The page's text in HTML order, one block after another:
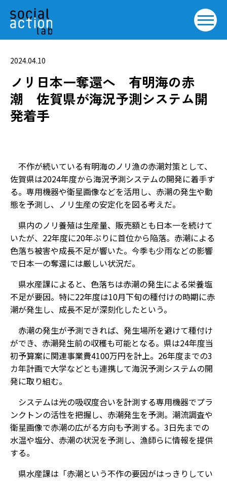
2024.04.10
ノリ日本一奪還へ 有明海の赤
潮 佐賀県が海況予測システム開
発着手
不作が続いている有明海のノリ漁の赤潮対策として、
佐賀県は2024年度から海況予測システムの開発に着手す
る。専用機器や衛星画像などを活用し、赤潮の発生や動
態を予測し、ノリ生産の安定化を図る考えだ。
県内のノリ養殖は生産量、販売額とも日本一を続けて
いたが、22年度に20年ぶりに首位から陥落。赤潮による
色落ち被害や成長不足が響いた。今季も少雨などの影響
で日本一の奪還には厳しい状況だ。
県水産課によると、色落ちは赤潮の発生による栄養塩
不足が要因。特に22年度は10月下旬の種付けの時期に赤
潮が発生し、成長不足が深刻化したという。
赤潮の発生が予測できれば、発生場所を避けて種付け
ができ、赤潮発生前の収穫も可能となる。県は24年度当
初予算案に関連事業費4100万円を計上。26年度までの3
カ年計画で大学などとも連携して海況予測システムの開
発に取り組む。
システムは光の吸収度合いを計測する専用機器でプラ
ンクトンの活性を把握し、赤潮発生を予測。潮流調査や
衛星画像で赤潮の広がる方向も予測する。3日先までの
水温や塩分、赤潮の状況を予測し、漁師らに情報を提供
する。
県水産課は「赤潮という不作の要因がはっきりしてい